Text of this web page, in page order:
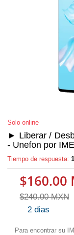
Solo online
► Liberar /
- Unefon por
Tiempo de respuesta:
$160.00
$240.00 MXN
2 dias
Para encontrar su